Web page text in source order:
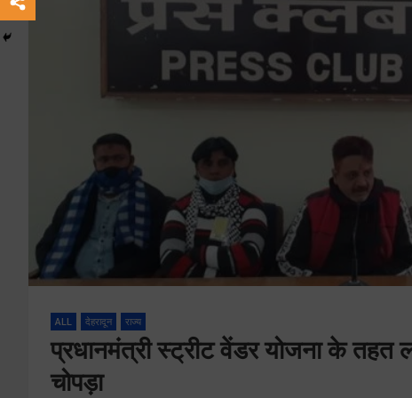
ALL देहरादून राज्य
प्रधानमंत्री स्ट्रीट वेंडर योजना के तहत
चोपड़ा